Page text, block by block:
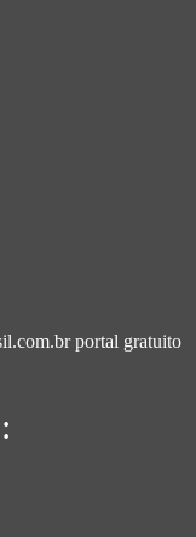
portal gratuito